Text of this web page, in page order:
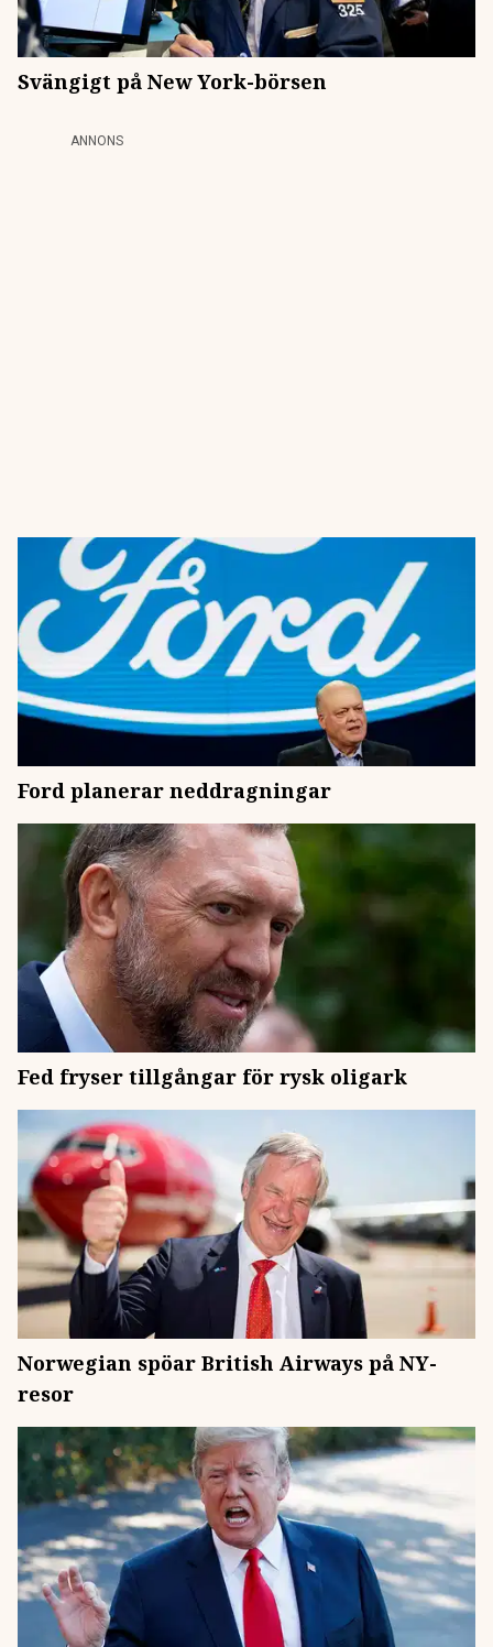
Svängigt på New York-börsen
ANNONS
Ford planerar neddragningar
Fed fryser tillgångar för rysk oligark
Norwegian spöar British Airways på NY-
resor